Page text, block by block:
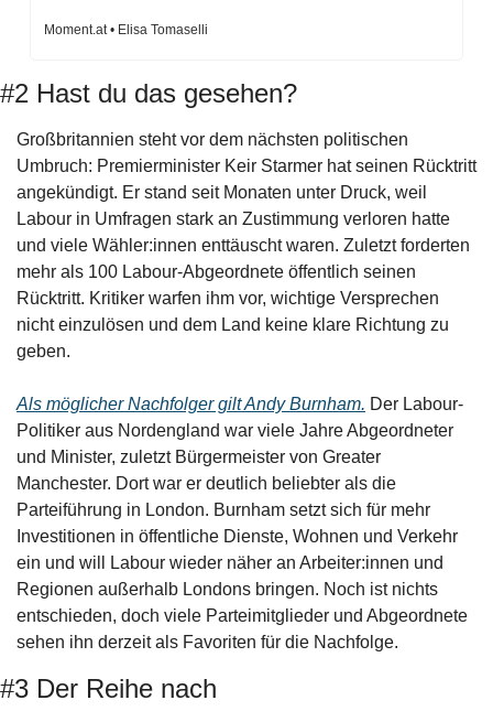
Moment.at • Elisa Tomaselli
#2 Hast du das gesehen?
Großbritannien steht vor dem nächsten politischen
Umbruch: Premierminister Keir Starmer hat seinen Rücktritt
angekündigt. Er stand seit Monaten unter Druck, weil
Labour in Umfragen stark an Zustimmung verloren hatte
und viele Wähler:innen enttäuscht waren. Zuletzt forderten
mehr als 100 Labour-Abgeordnete öffentlich seinen
Rücktritt. Kritiker warfen ihm vor, wichtige Versprechen
nicht einzulösen und dem Land keine klare Richtung zu
geben.
Als möglicher Nachfolger gilt Andy Burnham. Der Labour-
Politiker aus Nordengland war viele Jahre Abgeordneter
und Minister, zuletzt Bürgermeister von Greater
Manchester. Dort war er deutlich beliebter als die
Parteiführung in London. Burnham setzt sich für mehr
Investitionen in öffentliche Dienste, Wohnen und Verkehr
ein und will Labour wieder näher an Arbeiter:innen und
Regionen außerhalb Londons bringen. Noch ist nichts
entschieden, doch viele Parteimitglieder und Abgeordnete
sehen ihn derzeit als Favoriten für die Nachfolge.
#3 Der Reihe nach